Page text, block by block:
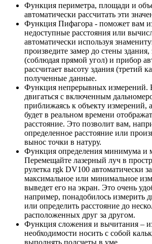
Функция периметра, площади и
автоматически рассчитать эти
Функция Пифагора - поможет вам
недоступные расстояния или
автоматически используя
произведите замер до стены
(соблюдая прямой угол) и прибор
рассчитает высоту здания (третий
полученные данные.
Функция непрерывных измерений.
двигаться с включенным
приближаясь к объекту измерений,
будет в реальном времени
расстояние. Это позволит вам,
определенное расстояние или
вынос точки в натуру.
Функция определения минимума и
Перемещайте лазерный луч в
рулетка rgk DV100 автоматически
максимальное или минимальное
выведет его на экран. Это очень
например, понадобилось измерить
или определить расстояние до
расположенных друг за другом.
Функция сложения и вычитания –
необходимости носить с собой
выполнять подсчеты в уме.